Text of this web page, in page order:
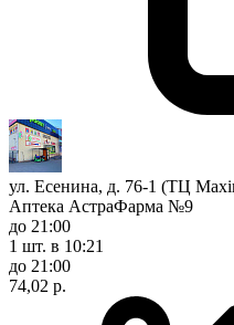
ул. Есенина, д. 76-1 (ТЦ
Аптека АстраФарма №9
до 21:00
1 шт. в 10:21
до 21:00
74,02 р.